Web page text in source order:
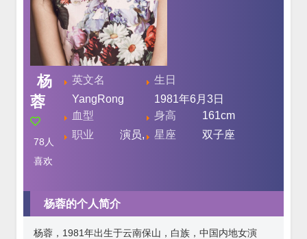
杨
蓉
78 人
喜欢
英文名
YangRong
生日
1981年6月3日
血型
身高
161cm
职业
演员, 星座 双子座
杨蓉的个人简介
杨蓉，1981年出生于云南保山，白族，中国内地女演